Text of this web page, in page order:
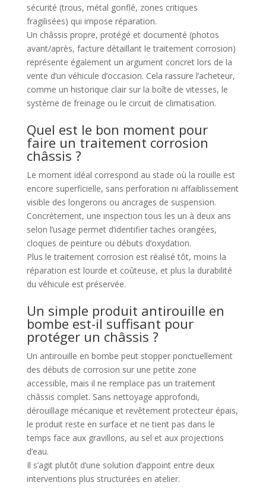
sécurité (trous, métal gonflé, zones critiques
fragilisées) qui impose réparation.
Un châssis propre, protégé et documenté (photos
avant/après, facture détaillant le traitement corrosion)
représente également un argument concret lors de la
vente d’un véhicule d’occasion. Cela rassure l’acheteur,
comme un historique clair sur la boîte de vitesses, le
système de freinage ou le circuit de climatisation.
Quel est le bon moment pour
faire un traitement corrosion
châssis ?
Le moment idéal correspond au stade où la rouille est
encore superficielle, sans perforation ni affaiblissement
visible des longerons ou ancrages de suspension.
Concrètement, une inspection tous les un à deux ans
selon l’usage permet d’identifier taches orangées,
cloques de peinture ou débuts d’oxydation.
Plus le traitement corrosion est réalisé tôt, moins la
réparation est lourde et coûteuse, et plus la durabilité
du véhicule est préservée.
Un simple produit antirouille en
bombe est-il suffisant pour
protéger un châssis ?
Un antirouille en bombe peut stopper ponctuellement
des débuts de corrosion sur une petite zone
accessible, mais il ne remplace pas un traitement
châssis complet. Sans nettoyage approfondi,
dérouillage mécanique et revêtement protecteur épais,
le produit reste en surface et ne tient pas dans le
temps face aux gravillons, au sel et aux projections
d’eau.
Il s’agit plutôt d’une solution d’appoint entre deux
interventions plus structurées en atelier.